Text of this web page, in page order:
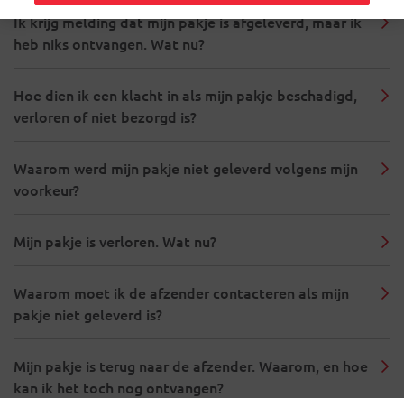
Ik krijg melding dat mijn pakje is afgeleverd, maar ik
heb niks ontvangen. Wat nu?
Hoe dien ik een klacht in als mijn pakje beschadigd,
verloren of niet bezorgd is?
Waarom werd mijn pakje niet geleverd volgens mijn
voorkeur?
Mijn pakje is verloren. Wat nu?
Waarom moet ik de afzender contacteren als mijn
pakje niet geleverd is?
Mijn pakje is terug naar de afzender. Waarom, en hoe
kan ik het toch nog ontvangen?